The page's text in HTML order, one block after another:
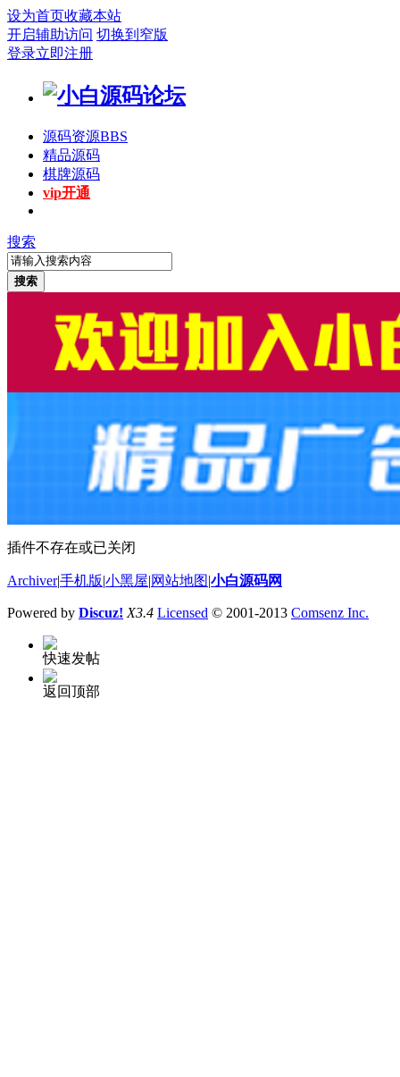
设为首页收藏本站
开启辅助访问 切换到窄版
登录立即注册
源码资源BBS
精品源码
棋牌源码
vip开通
搜索
搜索
插件不存在或已关闭
Archiver|手机版 小黑屋 网站地图 小白源码网
Powered by Discuz! X3.4 Licensed © 2001-2013 Comsenz Inc.
快速发帖
返回顶部